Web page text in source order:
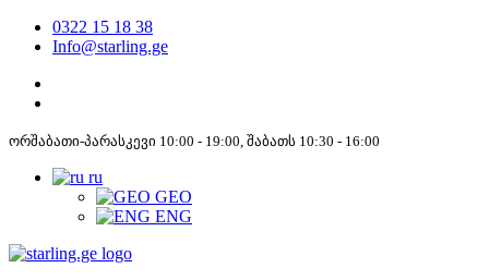
0322 15 18 38
Info@starling.ge
ორშაბათი-პარასკევი 10:00 - 19:00, შაბათს 10:30 - 16:00
ru
GEO
ENG